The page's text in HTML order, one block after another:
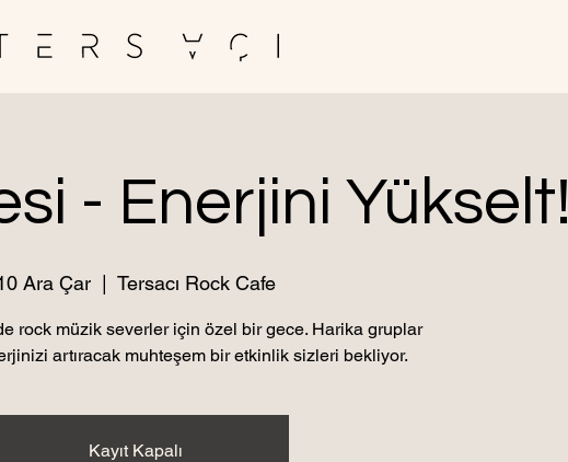
- Enerjini Yükselt!
Ara Çar Tersacı Rock Cafe
rock müzik severler için özel bir gece. Harika gruplar
artıracak muhteşem bir etkinlik sizleri bekliyor.
Kayıt Kapalı